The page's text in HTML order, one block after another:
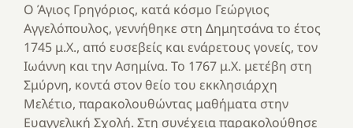
Ο Άγιος Γρηγόριος, κατά κόσμο Γεώργιος
Αγγελόπουλος, γεννήθηκε στη Δημητσάνα το έτος
1745 μ.Χ., από ευσεβείς και ενάρετους γονείς, τον
Ιωάννη και την Ασημίνα. Το 1767 μ.Χ. μετέβη στη
Σμύρνη, κοντά στον θείο του εκκλησιάρχη
Μελέτιο, παρακολουθώντας μαθήματα στην
Ευαγγελική Σχολή. Στη συνέχεια παρακολούθησε